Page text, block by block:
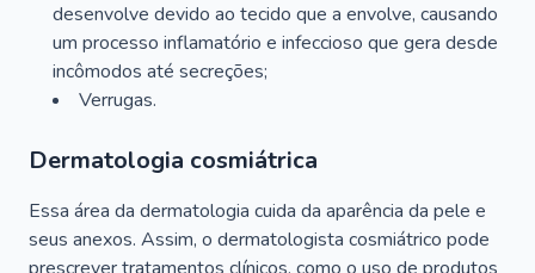
desenvolve devido ao tecido que a envolve, causando
um processo inflamatório e infeccioso que gera desde
incômodos até secreções;
Verrugas.
Dermatologia cosmiátrica
Essa área da dermatologia cuida da aparência da pele e
seus anexos. Assim, o dermatologista cosmiátrico pode